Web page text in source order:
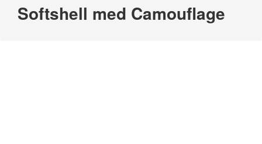
Softshell med Camouflage